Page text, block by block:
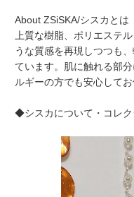
About ZSiSKA/シスカとは
上質な樹脂、ポリエステ
うな質感を再現しつつも
ています。肌に触れる部
ルギーの方でも安心してお
◆シスカについて・コレク